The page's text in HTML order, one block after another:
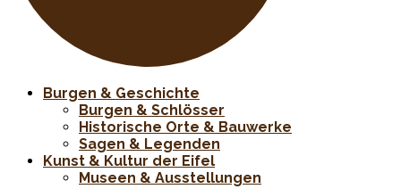
Burgen & Geschichte
Burgen & Schlösser
Historische Orte & Bauwerke
Sagen & Legenden
Kunst & Kultur der Eifel
Museen & Ausstellungen